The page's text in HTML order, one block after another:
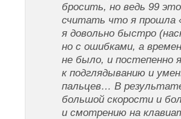
бросить, но ведь 99
считать что я
я довольно быстро
но с ошибками, а
не было, и постепенно
к подглядыванию и
пальцев… В
большой скорости и
и смотрению на